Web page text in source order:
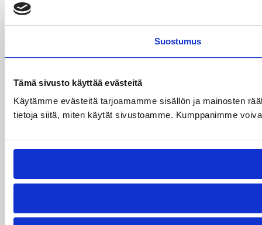
Suostumus
Tämä sivusto käyttää evästeitä
Käytämme evästeitä tarjoamamme sisällön ja mainosten
tietoja siitä, miten käytät sivustoamme. Kumppanimme